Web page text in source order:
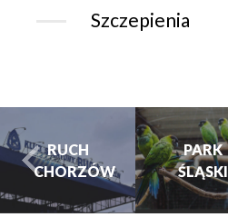
Szczepienia
PARK
ŚLĄSKI
PARK
ŚLĄSKI